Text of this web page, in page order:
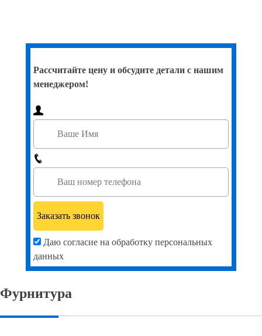
Рассчитайте цену и обсудите детали с нашим
менеджером!
Даю согласие на обработку персональных
данных
Фурнитура